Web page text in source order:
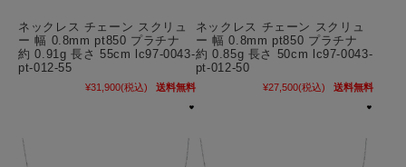
ネックレス チェーン スクリュ
ー 幅 0.8mm pt850 プラチナ
約 0.91g 長さ 55cm lc97-0043-
pt-012-55
¥31,900(税込) 送料無料
ネックレス チェーン スクリュ
ー 幅 0.8mm pt850 プラチナ
約 0.85g 長さ 50cm lc97-0043-
pt-012-50
¥27,500(税込) 送料無料